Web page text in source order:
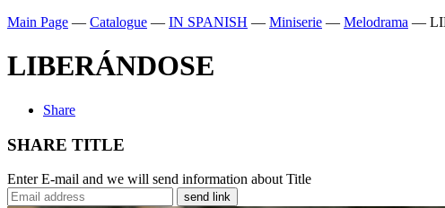
Main Page — Catalogue — IN SPANISH — Miniserie — Melodrama —
LIBERÁNDOSE
Share
SHARE TITLE
Enter E-mail and we will send information about Title
send link